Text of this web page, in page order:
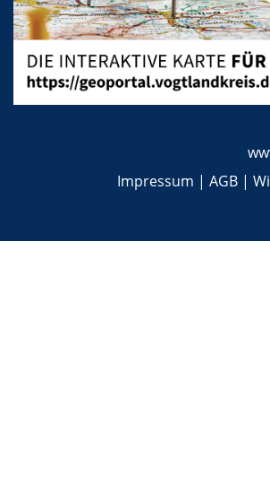
Impressum | AGB |